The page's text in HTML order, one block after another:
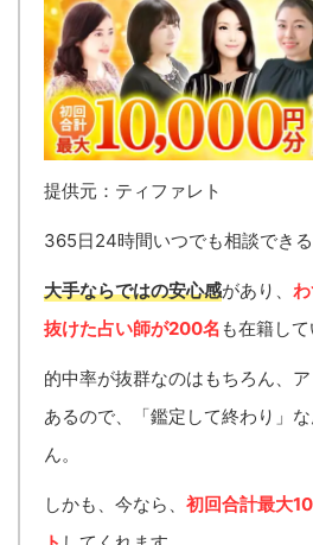
提供元：ティファレト
365日24時間いつでも相談できる
大手ならではの安心感があり、
抜けた占い師が200名 も在籍して
的中率が抜群なのはもちろん、
あるので、「鑑定して終わり」
ん。
しかも、今なら、 初回合計最大